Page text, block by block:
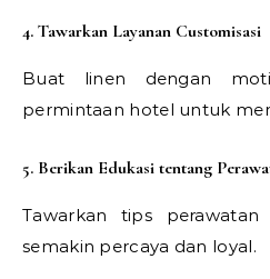
4. Tawarkan Layanan Customisasi
Buat linen dengan
permintaan hotel untuk
5. Berikan Edukasi tentang
Tawarkan tips
semakin percaya dan loyal.